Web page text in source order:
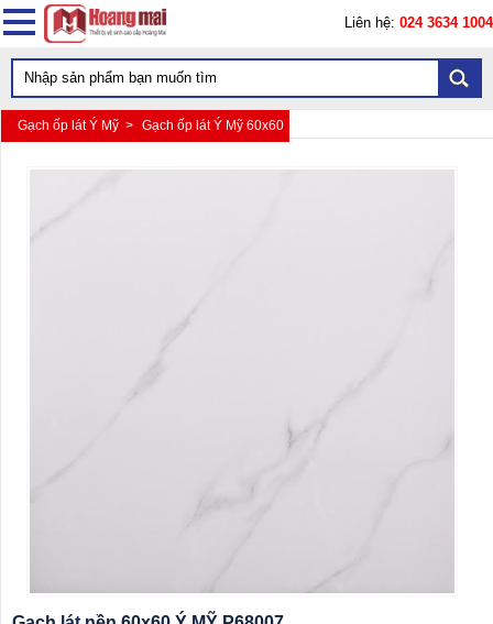
Liên hệ: 024 3634 1004
Gạch ốp lát Ý Mỹ > Gạch ốp lát Ý Mỹ 60x60